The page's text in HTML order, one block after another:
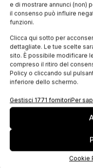
e di mostrare annunci (non)
il consenso può influire
funzioni.
Clicca qui sotto per
dettagliate. Le tue scelte
sito. È possibile modificare
compreso il ritiro del
Policy o cliccando sul
inferiore dello schermo.
Gestisci 1771 fornitoriPer
Cookie
EDICOLA WEB